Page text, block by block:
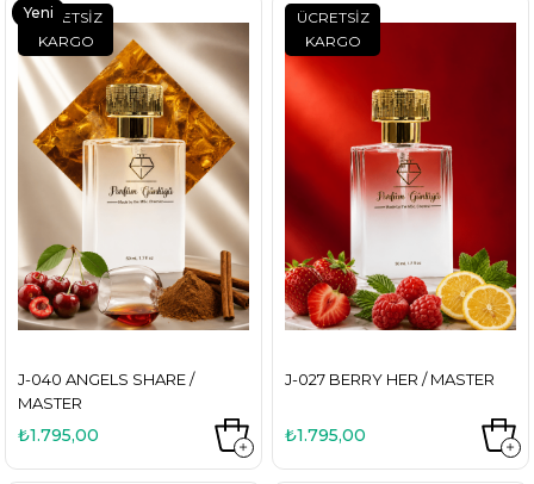
J-040 ANGELS SHARE /
MASTER
₺1.795,00
ÜCRETSIZ
KARGO
Yeni
Ürün
J-027 BERRY HER / MASTER
₺1.795,00
ÜCRETSIZ
KARGO